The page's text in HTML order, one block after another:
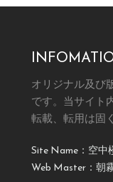
オリジナル及び
です。 当サイト
転載、転用は固
Site Name：空中
Web Master：朝